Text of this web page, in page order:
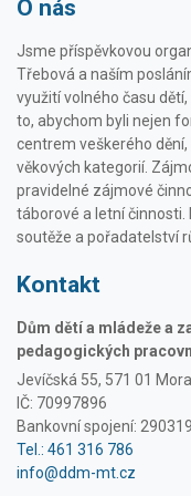
O nás
Jsme příspěvkovou
Třebová a naším
využití volného času
to, abychom byli nejen
centrem veškerého
věkových kategorií.
pravidelné zájmové
táborové a letní činnosti.
soutěže a pořadatelství
Kontakt
Dům dětí a mládeže a
pedagogických
Jevíčská 55, 571 01
IČ: 70997896
Bankovní spojení:
Tel.: 461 316 786
info@ddm-mt.cz